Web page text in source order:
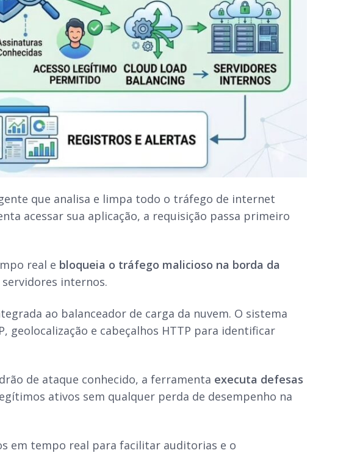
que analisa e limpa todo o tráfego de internet
acessar sua aplicação, a requisição passa primeiro
real e bloqueia o tráfego malicioso na borda da
internos.
ao balanceador de carga da nuvem. O sistema
geolocalização e cabeçalhos HTTP para identificar
de ataque conhecido, a ferramenta executa defesas
ativos sem qualquer perda de desempenho na
em tempo real para facilitar auditorias e o